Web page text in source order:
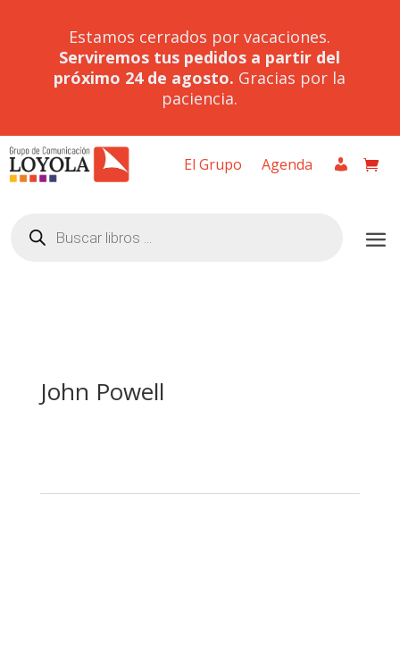
Estamos cerrados por vacaciones.
Serviremos tus pedidos a partir del
próximo 24 de agosto. Gracias por la
paciencia.
El Grupo Agenda
productos
John Powell